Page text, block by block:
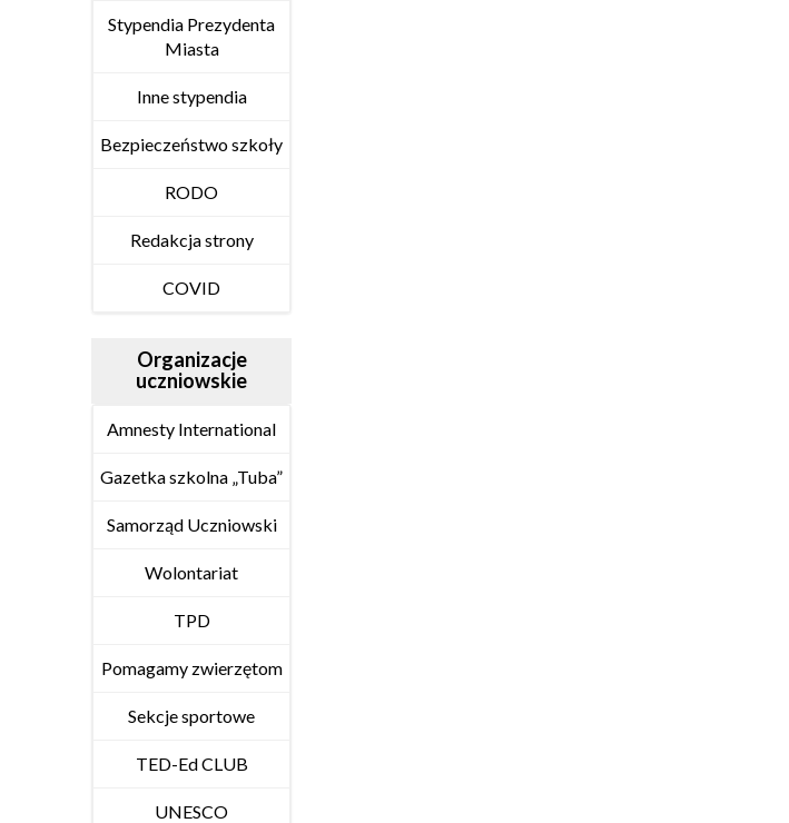
Stypendia Prezydenta
Miasta
Inne stypendia
Bezpieczeństwo szkoły
RODO
Redakcja strony
COVID
Organizacje
uczniowskie
Amnesty International
Gazetka szkolna „Tuba”
Samorząd Uczniowski
Wolontariat
TPD
Pomagamy zwierzętom
Sekcje sportowe
TED-Ed CLUB
UNESCO